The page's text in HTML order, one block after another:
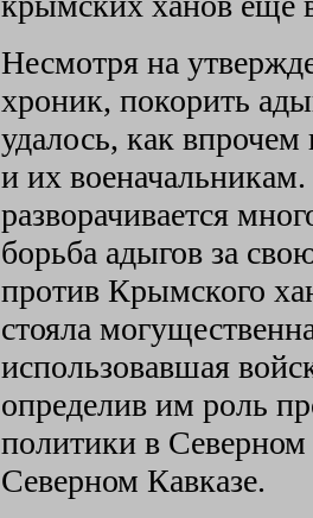
Несмотря на
хроник, покорить
удалось, как
и их
разворачивается
борьба адыгов за
против Крымского
стояла
использовавшая
определив им роль
политики в
Северном Кавказе.